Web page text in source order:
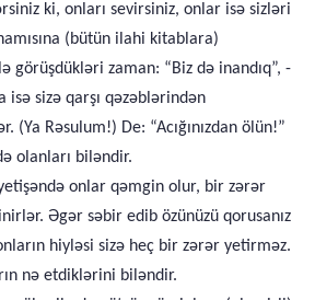
ki, onları sevirsiniz, onlar isə sizləri
(bütün ilahi kitablara)
görüşdükləri zaman: “Biz də inandıq”, -
isə sizə qarşı qəzəblərindən
(Ya Rəsulum!) De: “Acığınızdan ölün!”
olanları biləndir.
onlar qəmgin olur, bir zərər
Əgər səbir edib özünüzü qorusanız
hiyləsi sizə heç bir zərər yetirməz.
nə etdiklərini biləndir.